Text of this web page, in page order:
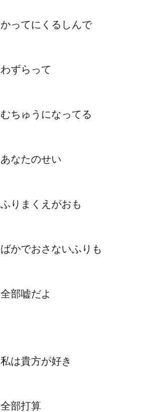
かってにくるしんで
わずらって
むちゅうになってる
あなたのせい
ふりまくえがおも
ばかでおさないふりも
全部嘘だよ
私は貴方が好き
全部打算